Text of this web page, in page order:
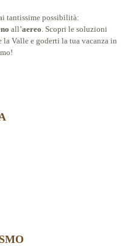
tantissime possibilità:
all’aereo . Scopri le soluzioni
Valle e goderti la tua vacanza in